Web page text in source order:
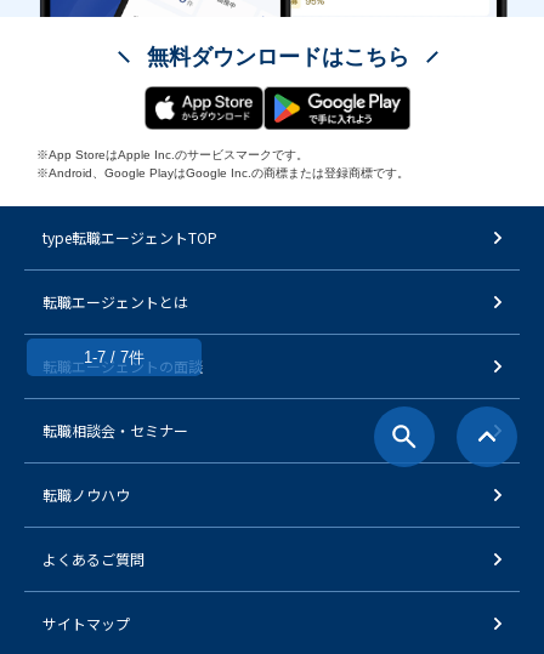
1-7 / 7件
無料ダウンロードはこちら
※App StoreはApple Inc.のサービスマークです。
※Android、Google PlayはGoogle Inc.の商標または登録商標です。
type転職エージェントTOP
転職エージェントとは
転職エージェントの面談
転職相談会・セミナー
転職ノウハウ
よくあるご質問
サイトマップ